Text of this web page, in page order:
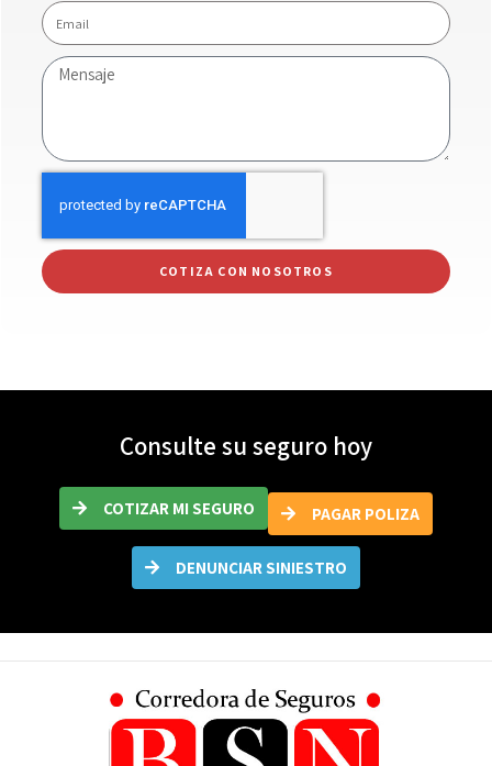
COTIZA CON NOSOTROS
Consulte su seguro hoy
COTIZAR MI SEGURO PAGAR POLIZA
DENUNCIAR SINIESTRO